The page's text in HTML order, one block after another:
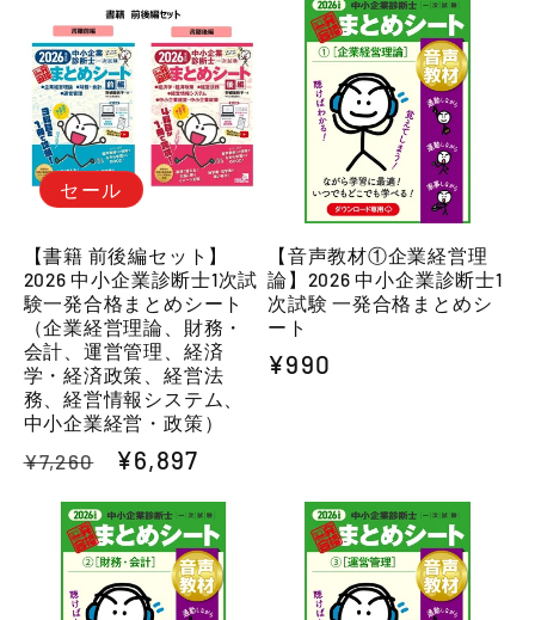
セール
【書籍 前後編セット】
2026 中小企業診断士1次試
験一発合格まとめシート
（企業経営理論、財務・
会計、運営管理、経済
学・経済政策、経営法
務、経営情報システム、
中小企業経営・政策）
通
¥7,260
セ
ル
価
格
¥6,897
【音声教材①企業経営理
論】2026 中小企業診断士1
次試験 一発合格まとめシ
ート
通
¥990